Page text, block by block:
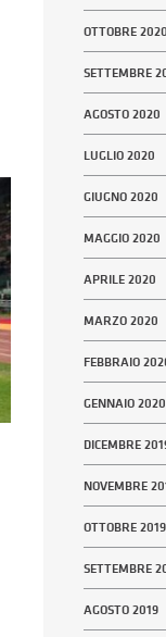
OTTOBRE 2020
SETTEMBRE
AGOSTO 2020
LUGLIO 2020
GIUGNO 2020
MAGGIO 2020
APRILE 2020
MARZO 2020
FEBBRAIO
GENNAIO 2020
DICEMBRE
NOVEMBRE
OTTOBRE 2019
SETTEMBRE
AGOSTO 2019